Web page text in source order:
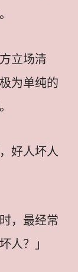
立场清
为单纯的
好人坏人
，最经常
人？」